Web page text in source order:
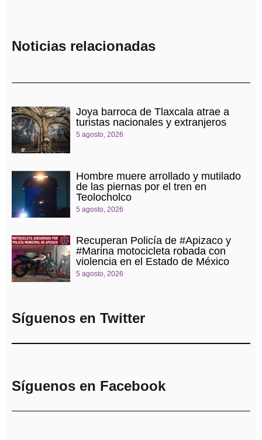
Noticias relacionadas
Joya barroca de Tlaxcala atrae a
turistas nacionales y extranjeros
5 agosto, 2026
Hombre muere arrollado y mutilado
de las piernas por el tren en
Teolocholco
5 agosto, 2026
Recuperan Policía de #Apizaco y
#Marina motocicleta robada con
violencia en el Estado de México
5 agosto, 2026
Síguenos en Twitter
Síguenos en Facebook